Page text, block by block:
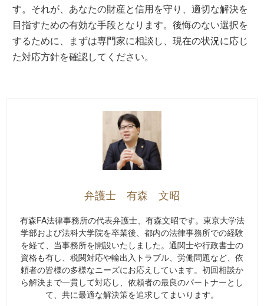
す。それが、あなたの財産と信用を守り、適切な解決を
目指すための有効な手段となります。後悔のない選択を
するために、まずは専門家に相談し、現在の状況に応じ
た対応方針を確認してください。
弁護士 有森 文昭
有森FA法律事務所の代表弁護士、有森文昭です。東京大学法
学部および法科大学院を卒業後、都内の法律事務所での経験
を経て、当事務所を開設いたしました。通関士や行政書士の
資格も有し、税関対応や輸出入トラブル、労働問題など、依
頼者の皆様の多様なニーズにお応えしています。初回相談か
ら解決まで一貫して対応し、依頼者の最良のパートナーとし
て、共に最適な解決策を追求してまいります。